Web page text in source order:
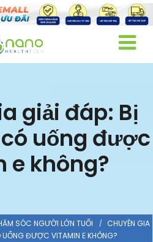
giải đáp: Bị
uống được
không?
SÓC NGƯỜI LỚN TUỔI
CHUYÊN GIA
ĐƯỢC VITAMIN E KHÔNG?